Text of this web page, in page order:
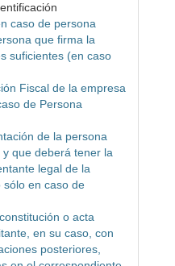
caso de persona
que firma la
suficientes (en caso
Fiscal de la empresa
de Persona
de la persona
que deberá tener la
legal de la
en caso de
o acta
en su caso, con
posteriores,